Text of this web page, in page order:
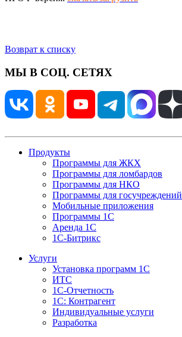
Возврат к списку
МЫ В СОЦ. СЕТЯХ
Продукты
Программы для ЖКХ
Программы для ломбардов
Программы для НКО
Программы для госучреждений
Мобильные приложения
Программы 1С
Аренда 1С
1С-Битрикс
Услуги
Установка программ 1С
ИТС
1С-Отчетность
1С: Контрагент
Индивидуальные услуги
Разработка